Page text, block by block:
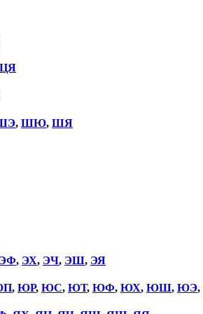
ЦЯ
, ШЮ, ШЯ
ЭФ, ЭХ, ЭЧ, ЭШ, ЭЯ
, ЮР, ЮС, ЮТ, ЮФ, ЮХ, ЮШ, ЮЭ,